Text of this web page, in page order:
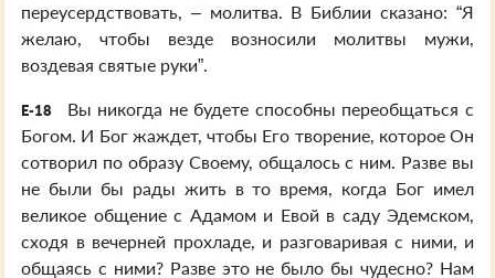
переусердствовать, – молитва. В Библии сказано: “Я
желаю, чтобы везде возносили молитвы мужи,
воздевая святые руки”.
E-18
Вы никогда не будете способны переобщаться с
Богом. И Бог жаждет, чтобы Его творение, которое Он
сотворил по образу Своему, общалось с ним. Разве вы
не были бы рады жить в то время, когда Бог имел
великое общение с Адамом и Евой в саду Эдемском,
сходя в вечерней прохладе, и разговаривая с ними, и
общаясь с ними? Разве это не было бы чудесно? Нам